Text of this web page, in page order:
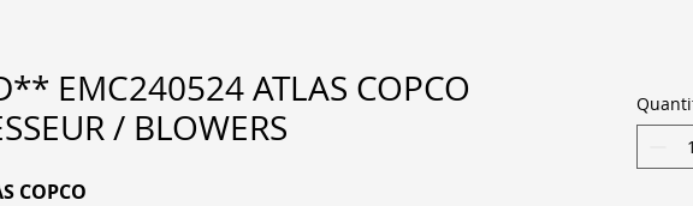
EMC240524 ATLAS COPCO
/ BLOWERS
COPCO